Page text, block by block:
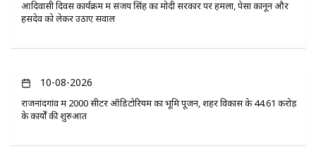
आदिवासी दिवस कार्यक्रम में संजय सिंह का मोदी सरकार पर हमला, पेसा कानून और
हसदेव को लेकर उठाए सवाल
10-08-2026
राजनांदगांव में 2000 सीटर ऑडिटोरियम का भूमि पूजन, शहर विकास के 44.61 करोड़
के कार्यों की शुरुआत